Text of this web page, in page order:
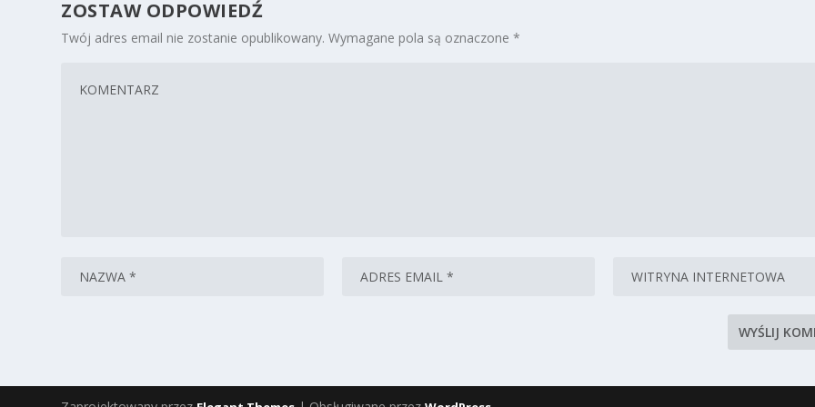
ZOSTAW ODPOWIEDŹ
Twój adres email nie zostanie opublikowany. Wymagane pola są oznaczone*